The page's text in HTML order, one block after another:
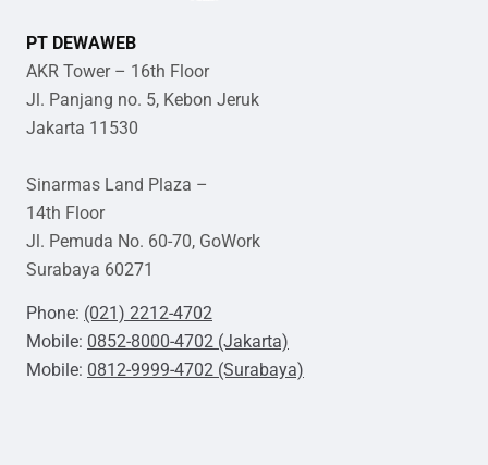
PT DEWAWEB
AKR Tower – 16th Floor
Jl. Panjang no. 5, Kebon Jeruk
Jakarta 11530
Sinarmas Land Plaza –
14th Floor
Jl. Pemuda No. 60-70, GoWork
Surabaya 60271
Phone: (021) 2212-4702
Mobile: 0852-8000-4702 (Jakarta)
Mobile: 0812-9999-4702 (Surabaya)